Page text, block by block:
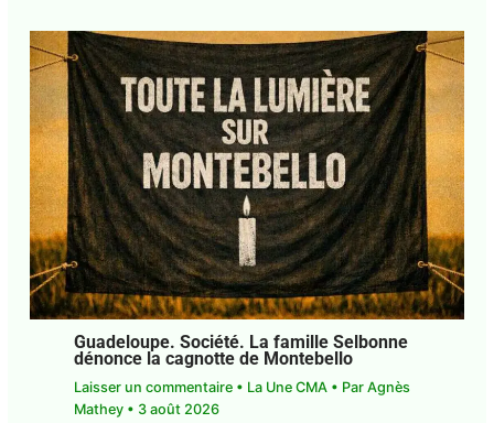
Guadeloupe. Société. La famille
Selbonne dénonce la cagnotte de
Montebello
Laisser un commentaire •La Une CMA• Par
Agnès Mathey•3 août 2026